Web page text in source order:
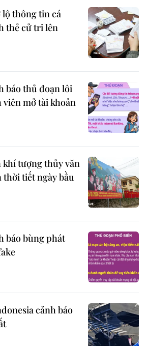
lộ thông tin cá
thẻ cử tri lên
báo thủ đoạn lôi
mở tài khoản
khí tượng thủy văn
tiết ngày bầu
báo bùng phát
cảnh báo